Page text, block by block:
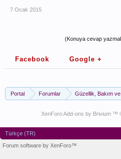
7 Ocak 2015
(Konuya cevap
Facebook Google +
Portal Forumlar Güzellik, Bakım
XenForo Add-ons by Brivium ™
Türkçe (TR)
Forum software by XenForo™